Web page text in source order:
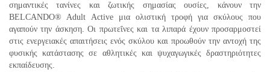
σημαντικές τανίνες και ζωτικής σημασίας ουσίες, κάνουν την
BELCANDO® Adult Active μια ολιστική τροφή για σκύλους που
αγαπούν την άσκηση. Oι πρωτεΐνες και τα λιπαρά έχουν προσαρμοστεί
στις ενεργειακές απαιτήσεις ενός σκύλου και προωθούν την αντοχή της
φυσικής κατάστασηςσε αθλητικές και ψυχαγωγικές δραστηριότητες
εκπαίδευσης.